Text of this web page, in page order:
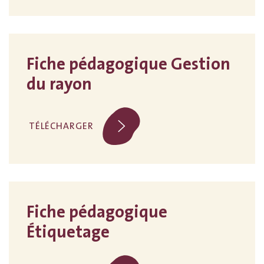
Fiche pédagogique Gestion
du rayon
TÉLÉCHARGER
Fiche pédagogique
Étiquetage